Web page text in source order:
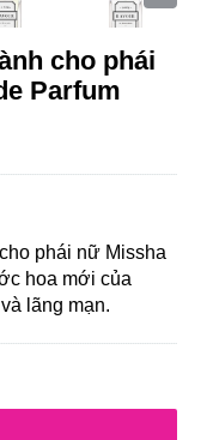
cho phái
Parfum
phái nữ Missha
hoa mới của
lãng mạn.